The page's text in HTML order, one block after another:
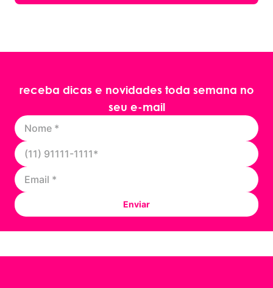
receba dicas e novidades toda semana no
seu e-mail
Enviar